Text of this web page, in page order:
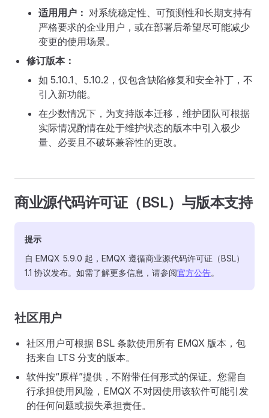
适用用户： 对系统稳定性、可预测性和长期支持有
严格要求的企业用户，或在部署后希望尽可能减少
变更的使用场景。
修订版本：
如 5.10.1、5.10.2，仅包含缺陷修复和安全补丁，不
引入新功能。
在少数情况下，为支持版本迁移，维护团队可根据
实际情况酌情在处于维护状态的版本中引入极少
量、必要且不破坏兼容性的更改。
商业源代码许可证（BSL）与版本支持
提示
自 EMQX 5.9.0 起，EMQX 遵循商业源代码许可证（BSL）
1.1 协议发布。如需了解更多信息，请参阅官方公告。
社区用户
社区用户可根据 BSL 条款使用所有 EMQX 版本，包
括来自 LTS 分支的版本。
软件按“原样”提供，不附带任何形式的保证。您需自
行承担使用风险，EMQX 不对因使用该软件可能引发
的任何问题或损失承担责任。